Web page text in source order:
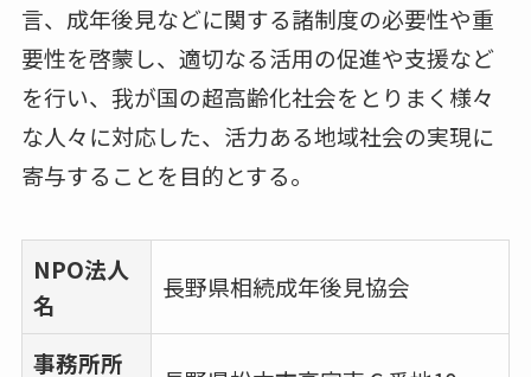
言、成年後見などに関する諸制度の必要性や重
要性を啓蒙し、適切なる活用の促進や支援など
を行い、我が国の超高齢化社会をとりまく様々
な人々に対応した、活力ある地域社会の実現に
寄与することを目的とする。
NPO法人
名
長野県相続成年後見協会
事務所所